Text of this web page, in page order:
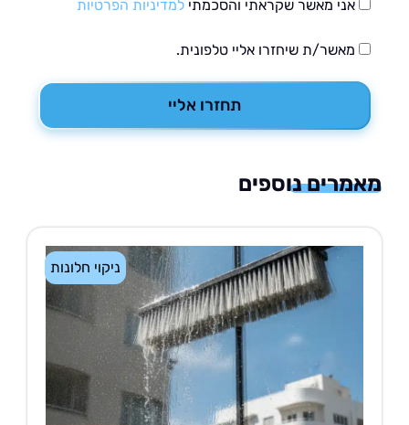
אני מאשר שקראתי והסכמתילמדיניות הפרטיות
מאשר/ת שיחזרו אליי טלפונית.
תחזרו אליי
נוספים
ניקוי חלונות